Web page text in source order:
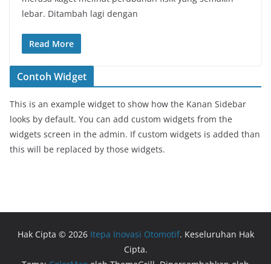
lebar. Ditambah lagi dengan
Read More
Contoh Widget
This is an example widget to show how the Kanan Sidebar
looks by default. You can add custom widgets from the
widgets screen in the admin. If custom widgets is added than
this will be replaced by those widgets.
Hak Cipta © 2026 Itepa Inovasi Otomotif. Keseluruhan Hak
Cipta.